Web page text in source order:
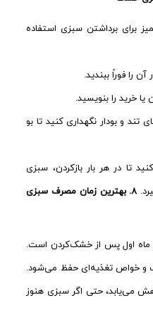
برای برداشتن سبزی استفاده
را فوراً ببندید.
خرید را بنویسید.
و بودار نگهداری کنید تا بو
تا در هر بار بازکردن، سبزی
۸. بهترین زمان مصرف سبزی
بهترین زمان مصرف، معمولاً ۶ تا ۱۸ ماه اول پس از خشک‌کردن است.
و خواص تغذیه‌ای حفظ می‌شود.
می‌یابد، حتی اگر سبزی هنوز